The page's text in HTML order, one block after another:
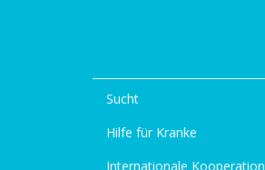
Sucht
Hilfe für Kranke
Internationale Kooperation